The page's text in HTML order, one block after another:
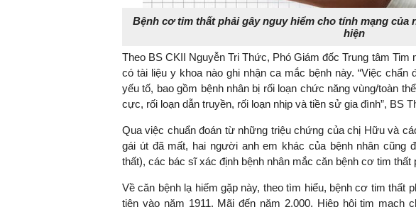
Bệnh cơ tim thất phải gây nguy hiểm cho tính mạng
hiện
Theo BS CKII Nguyễn Tri Thức, Phó Giám đốc Trung tâm
có tài liệu y khoa nào ghi nhận ca mắc bệnh này. “Việc chẩn
yếu tố, bao gồm bệnh nhân bị rối loạn chức năng vùng/toàn
cực, rối loạn dẫn truyền, rối loạn nhịp và tiền sử gia đình”, BS
Qua việc chuẩn đoán từ những triệu chứng của chị Hữu và
gái út đã mất, hai người anh em khác của bệnh nhân cũng
thất), các bác sĩ xác định bệnh nhân mắc căn bệnh cơ tim thất
Về căn bệnh lạ hiếm gặp này, theo tìm hiểu, bệnh cơ tim thất
tiên vào năm 1911. Mãi đến năm 2.000, Hiệp hội tim mạch